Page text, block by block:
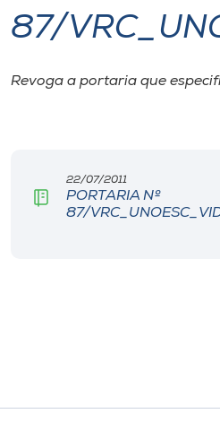
I.nova
Diplomados
CPA
Museu
87/
Revoga a portaria que
22/07/2011
PORTARIA Nº
87/